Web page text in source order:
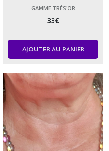
GAMME TRÉS'OR
33€
AJOUTER AU PANIER